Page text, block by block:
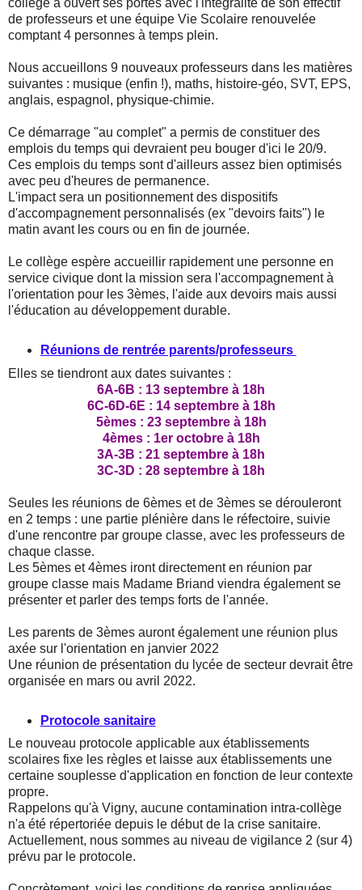
de professeurs et une équipe Vie Scolaire renouvelée
comptant 4 personnes à temps plein.
Nous accueillons 9 nouveaux professeurs dans les matières
suivantes : musique (enfin !), maths, histoire-géo, SVT, EPS,
anglais, espagnol, physique-chimie.
Ce démarrage "au complet" a permis de constituer des
emplois du temps qui devraient peu bouger d'ici le 20/9.
Ces emplois du temps sont d'ailleurs assez bien optimisés
avec peu d'heures de permanence.
L'impact sera un positionnement des dispositifs
d'accompagnement personnalisés (ex "devoirs faits") le
matin avant les cours ou en fin de journée.
Le collège espère accueillir rapidement une personne en
service civique dont la mission sera l'accompagnement à
l'orientation pour les 3èmes, l'aide aux devoirs mais aussi
l'éducation au développement durable.
Réunions de rentrée parents/professeurs
Elles se tiendront aux dates suivantes :
6A-6B : 13 septembre à 18h
6C-6D-6E : 14 septembre à 18h
5èmes : 23 septembre à 18h
4èmes : 1er octobre à 18h
3A-3B : 21 septembre à 18h
3C-3D : 28 septembre à 18h
Seules les réunions de 6èmes et de 3èmes se dérouleront
en 2 temps : une partie plénière dans le réfectoire, suivie
d'une rencontre par groupe classe, avec les professeurs de
chaque classe.
Les 5èmes et 4èmes iront directement en réunion par
groupe classe mais Madame Briand viendra également se
présenter et parler des temps forts de l'année.
Les parents de 3èmes auront également une réunion plus
axée sur l'orientation en janvier 2022
Une réunion de présentation du lycée de secteur devrait être
organisée en mars ou avril 2022.
Protocole sanitaire
Le nouveau protocole applicable aux établissements
scolaires fixe les règles et laisse aux établissements une
certaine souplesse d'application en fonction de leur contexte
propre.
Rappelons qu'à Vigny, aucune contamination intra-collège
n'a été répertoriée depuis le début de la crise sanitaire.
Actuellement, nous sommes au niveau de vigilance 2 (sur 4)
prévu par le protocole.